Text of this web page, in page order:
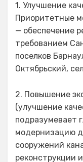
1. Улучшение
Приоритетные
— обеспечение
требованием
поселков
Октябрьский,
2. Повышение
(улучшение
подразумевает
модернизацию
сооружений
реконструкции